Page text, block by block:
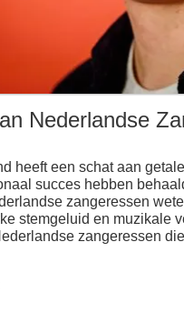
Nederlandse
heeft een schat aan
succes hebben
zangeressen
stemgeluid en muzikale
zangeressen